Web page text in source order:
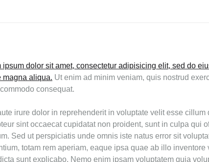
ipsum dolor sit amet, consectetur adipisicing elit, sed do
magna aliqua. Ut enim ad minim veniam, quis nostrud
consequat.
irure dolor in reprehenderit in voluptate velit esse cillum
sint occaecat cupidatat non proident, sunt in culpa qui
Sed ut perspiciatis unde omnis iste natus error sit
totam rem aperiam, eaque ipsa quae ab illo
sunt explicabo. Nemo enim ipsam voluptatem quia